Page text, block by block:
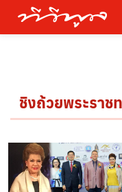
ชิงถ้วยพระราช